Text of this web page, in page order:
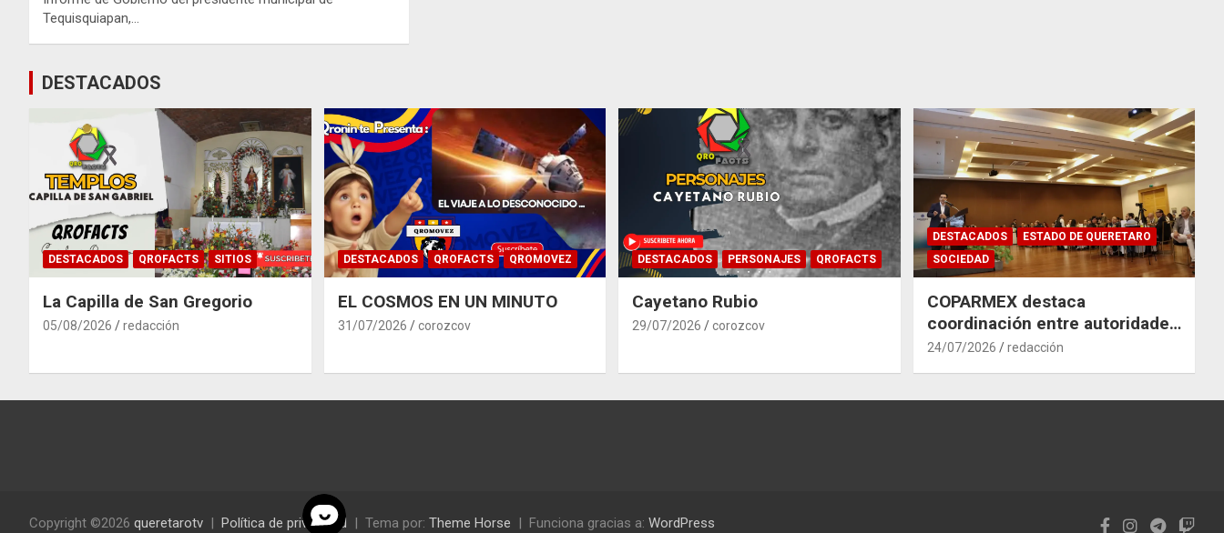
Tequisquiapan,…
DESTACADOS
DESTACADOS QROFACTS SITIOS
La Capilla de San Gregorio
05/08/2026 redacción
DESTACADOS QROFACTS QROMOVEZ
EL COSMOS EN UN MINUTO
31/07/2026 corozcov
DESTACADOS PERSONAJES QROFACTS
Cayetano Rubio
29/07/2026 corozcov
DESTACADOS
ESTADO DE QUERETARO
SOCIEDAD
COPARMEX destaca
coordinación entre autoridades
y empresas para mitigar el
24/07/2026 redacción
Copyright ©2026 queretarotv Política de privacidad Tema por: Theme Horse Funciona gracias a: WordPress